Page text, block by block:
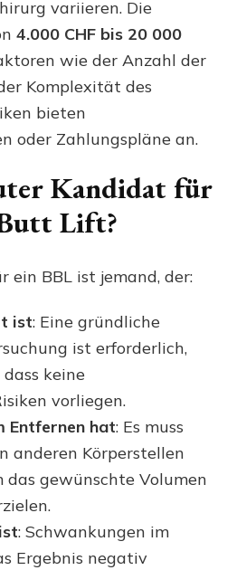
variieren. Die
4.000 CHF bis 20 000
wie der Anzahl der
Komplexität des
bieten
oder Zahlungspläne an.
Kandidat für
Lift?
ein BBL ist jemand, der:
ist: Eine gründliche
ist erforderlich,
keine
vorliegen.
Entfernen hat: Es muss
anderen Körperstellen
das gewünschte Volumen
: Schwankungen im
Ergebnis negativ